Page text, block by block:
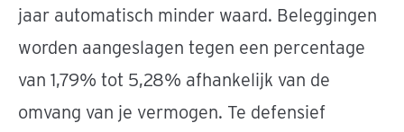
jaar automatisch minder waard. Beleggingen
worden aangeslagen tegen een percentage
van 1,79% tot 5,28% afhankelijk van de
omvang van je vermogen. Te defensief